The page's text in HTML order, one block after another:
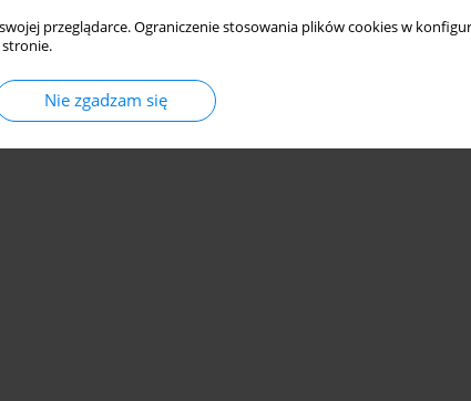
przeglądarce. Ograniczenie stosowania plików cookies w
Nie zgadzam się